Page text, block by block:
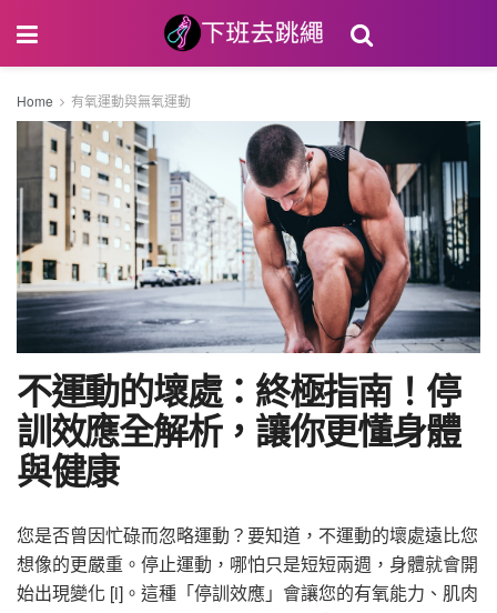
Home 有氧運動與無氧運動
不運動的壞處：終極指南！停
訓效應全解析，讓你更懂身體
與健康
您是否曾因忙碌而忽略運動？要知道，不運動的壞處遠比您
想像的更嚴重。停止運動，哪怕只是短短兩週，身體就會開
始出現變化 [i]。這種「停訓效應」會讓您的有氧能力、肌肉